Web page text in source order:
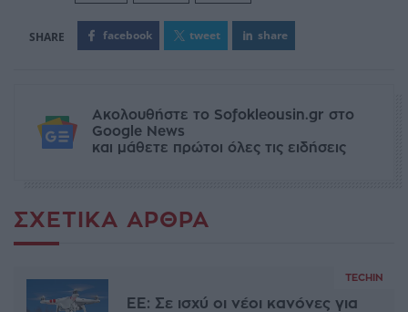
facebook tweet share
Ακολουθήστε το Sofokleousin.gr στο
Google News
και μάθετε πρώτοι όλες τις ειδήσεις
ΣΧΕΤΙΚΆ ΆΡΘΡΑ
TECHIN
ΕΕ: Σε ισχύ οι νέοι κανόνες για